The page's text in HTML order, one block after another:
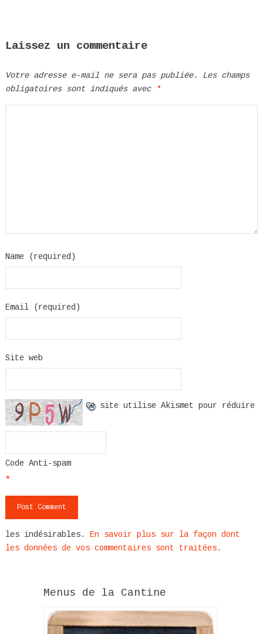
Laissez un commentaire
Votre adresse e-mail ne sera pas publiée.
Les champs
obligatoires sont indiqués avec
*
Name (required)
Email (required)
Site web
Code Anti-spam
*
Ce site utilise Akismet pour réduire
les indésirables.
En savoir plus sur la façon dont
les données de vos commentaires sont traitées.
Menus de la Cantine